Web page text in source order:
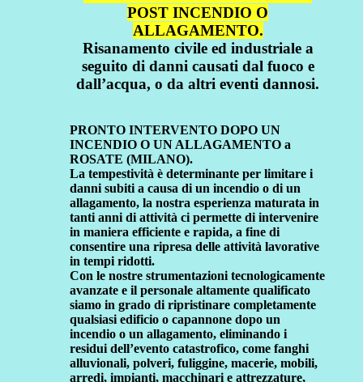
POST INCENDIO O
ALLAGAMENTO.
Risanamento civile ed industriale a
seguito di danni causati dal fuoco e
dall’acqua, o da altri eventi dannosi.
PRONTO INTERVENTO DOPO UN
INCENDIO O UN ALLAGAMENTO a
ROSATE (MILANO).
La tempestività è determinante per limitare i
danni subiti a causa di un incendio o di un
allagamento, la nostra esperienza maturata in
tanti anni di attività ci permette di intervenire
in maniera efficiente e rapida, a fine di
consentire una ripresa delle attività lavorative
in tempi ridotti.
Con le nostre strumentazioni tecnologicamente
avanzate e il personale altamente qualificato
siamo in grado di ripristinare completamente
qualsiasi edificio o capannone dopo un
incendio o un allagamento, eliminando i
residui dell’evento catastrofico, come fanghi
alluvionali, polveri, fuliggine, macerie, mobili,
arredi, impianti, macchinari e attrezzature,